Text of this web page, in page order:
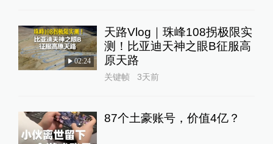
02:24
天路Vlog｜珠峰108拐极限实
测！比亚迪天神之眼B征服高
原天路
关键帧 3天前
87个土豪账号，价值4亿？